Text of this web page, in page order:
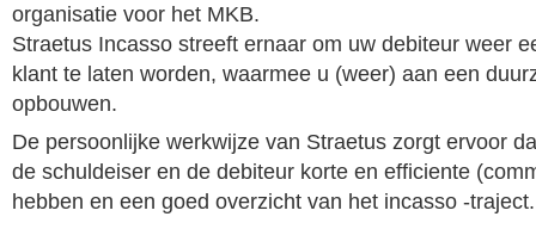
organisatie voor het MKB.
Straetus Incasso streeft ernaar om uw debiteur weer
klant te laten worden, waarmee u (weer) aan een
opbouwen.
De persoonlijke werkwijze van Straetus zorgt ervoor
de schuldeiser en de debiteur korte en efficiente
hebben en een goed overzicht van het incasso -traject.